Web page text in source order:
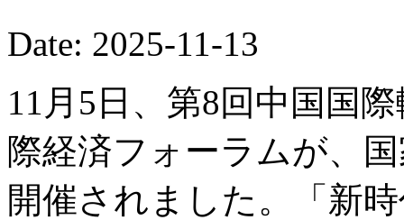
Date: 2025-11-13
11月5日、第8回中国国
際経済フォーラムが、
開催されました。「新